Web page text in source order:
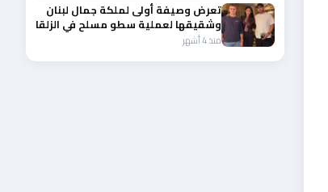
تعرض وصيفة أولى لملكة جمال لبنان
وشقيقها لعملية سطو مسلح في الزلقا
في وضح النهار
منذ 4 أشهر